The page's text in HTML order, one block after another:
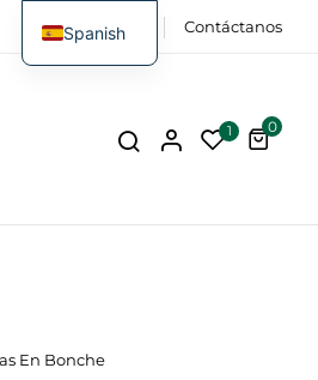
FAQs Contáctanos
1 0
En Bonche
Spanish